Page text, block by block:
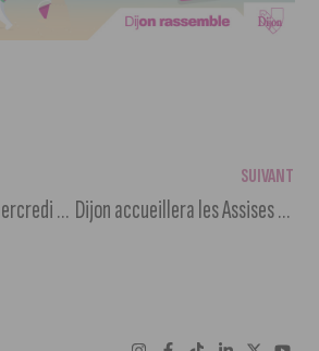
L’info du matin du mercredi 21 février 2024
SUIVANT
Dijon accueillera les Assises européennes de la transition énergétique